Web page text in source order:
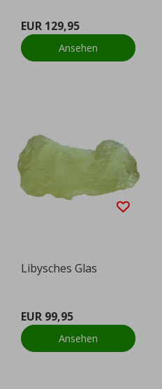
EUR 129,95
Ansehen
Libysches Glas
EUR 99,95
Ansehen